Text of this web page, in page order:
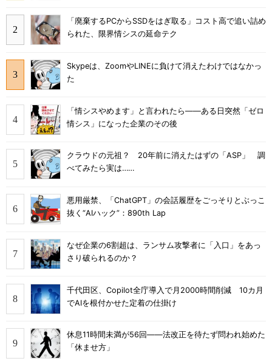
「廃棄するPCからSSDをはぎ取る」コスト高で追い詰め
られた、限界情シスの延命テク
Skypeは、ZoomやLINEに負けて消えたわけではなかっ
た
「情シスやめます」と言われたら――ある日突然「ゼロ
情シス」になった企業のその後
クラウドの元祖？ 20年前に消えたはずの「ASP」 調
べてみたら実は……
悪用厳禁、「ChatGPT」の会話履歴をごっそりとぶっこ
抜く“AIハック”：890th Lap
なぜ企業の6割超は、ランサム攻撃者に「入口」をあっ
さり破られるのか？
千代田区、Copilot全庁導入で月2000時間削減 10カ月
でAIを根付かせた定着の仕掛け
休息11時間未満が56回――法改正を待たず問われ始めた
「休ませ方」